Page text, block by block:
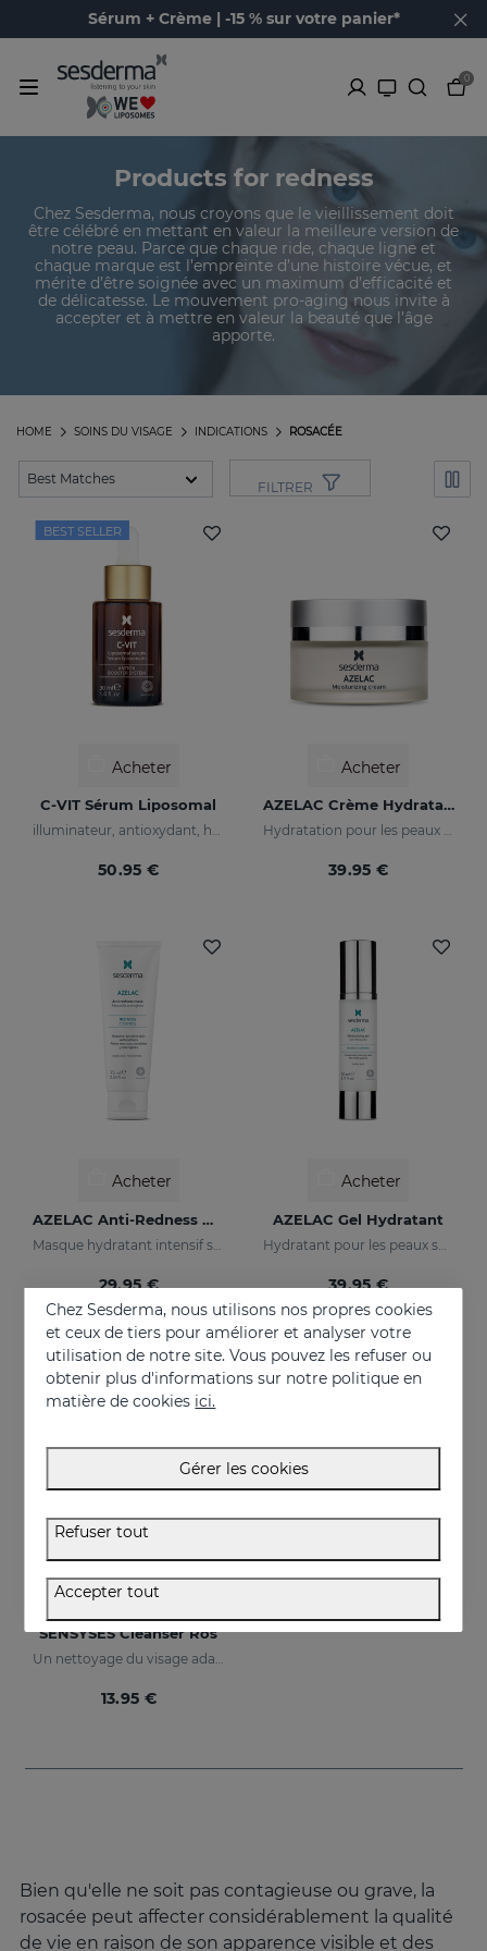
Sérum + Crème | -15 % sur votre panier*
0
Products for redness
Chez Sesderma, nous croyons que le vieillissement doit
être célébré en mettant en valeur la meilleure version de
notre peau. Parce que chaque ride, chaque ligne et
chaque marque est l’empreinte d’une histoire vécue, et
mérite d’être soignée avec un maximum d’efficacité et
de délicatesse. Le mouvement pro-aging nous invite à
accepter et à mettre en valeur la beauté que l’âge
apporte.
ROSACÉE
INDICATIONS
SOINS DU VISAGE
HOME
FILTRER
BEST SELLER
Acheter
C-VIT Sérum Liposomal
illuminateur, antioxydant, hydratant et anti-rides
50.95 €
Acheter
AZELAC Crème Hydratante
Hydratation pour les peaux présentant des rougeurs
39.95 €
Acheter
AZELAC Anti-Redness Mask
29.95 €
Acheter
AZELAC Gel Hydratant
Hydratant pour les peaux sujettes aux rougeurs, sensibles ou intolérantes
39.95 €
Acheter
SENSYSES Cleanser Ros
Un nettoyage du visage adapté à votre peau
13.95 €
Bien qu'elle ne soit pas contagieuse ou grave, la
rosacée peut affecter considérablement la qualité
de vie en raison de son apparence visible et des
Chez Sesderma, nous utilisons nos propres cookies
et ceux de tiers pour améliorer et analyser votre
utilisation de notre site. Vous pouvez les refuser ou
obtenir plus d'informations sur notre politique en
matière de cookies ici.
Gérer les cookies
Refuser tout
Accepter tout